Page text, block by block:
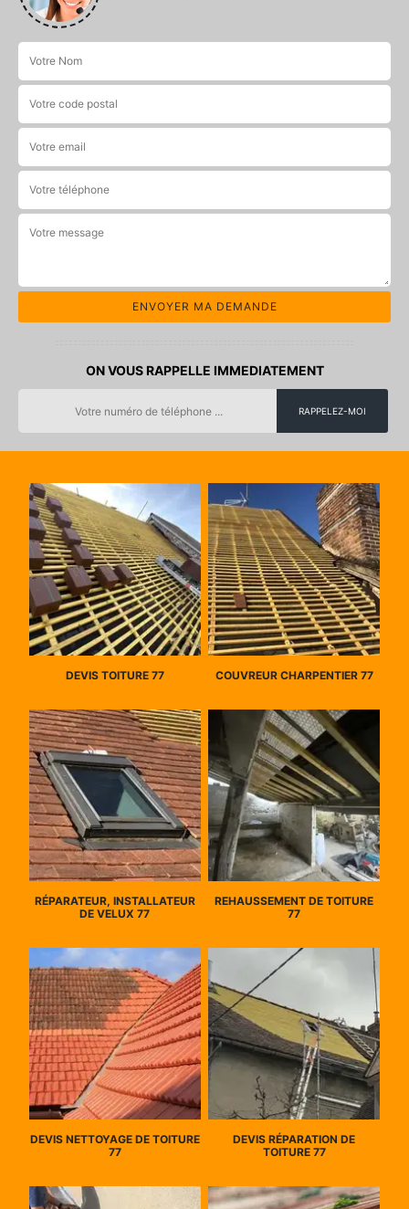
ON VOUS RAPPELLE IMMEDIATEMENT
DEVIS TOITURE 77 COUVREUR CHARPENTIER 77
RÉPARATEUR, INSTALLATEUR
DE VELUX 77
REHAUSSEMENT DE TOITURE
77
DEVIS NETTOYAGE DE TOITURE
77
DEVIS RÉPARATION DE
TOITURE 77